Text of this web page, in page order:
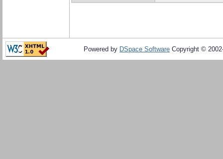
Powered by DSpace Software Copyright ©